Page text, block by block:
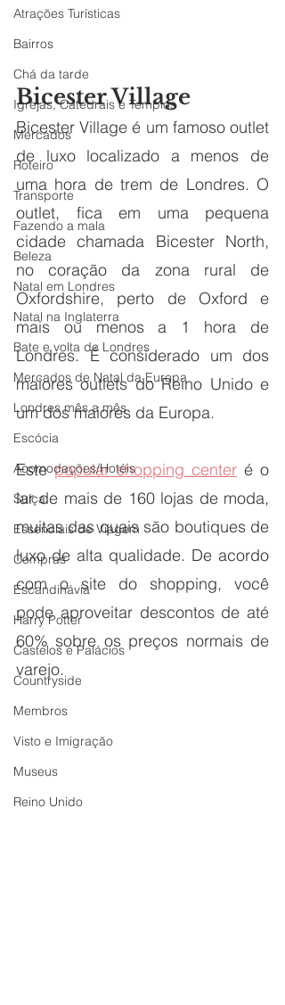
Atrações Turísticas
Bairros
Chá da tarde
Igrejas, Catedrais e Templos
Mercados
Roteiro
Transporte
Fazendo a mala
Beleza
Natal em Londres
Natal na Inglaterra
Bate e volta de Londres
Mercados de Natal da Europa
Londres mês a mês
Escócia
Acomodações/Hotéis
Suíça
Essenciais de Viagem
Compras
Escandinávia
Harry Potter
Castelos e Palácios
Countryside
Membros
Visto e Imigração
Museus
Reino Unido
Bicester Village
Bicester Village é um famoso outlet
de luxo localizado a menos de
uma hora de trem de Londres. O
outlet, fica em uma pequena
cidade chamada Bicester North,
no coração da zona rural de
Oxfordshire, perto de Oxford e
mais ou menos a 1 hora de
Londres. É considerado um dos
maiores outlets do Reino Unido e
um dos maiores da Europa.
Este popular shopping center é o
lar de mais de 160 lojas de moda,
muitas das quais são boutiques de
luxo de alta qualidade. De acordo
com o site do shopping, você
pode aproveitar descontos de até
60% sobre os preços normais de
varejo.